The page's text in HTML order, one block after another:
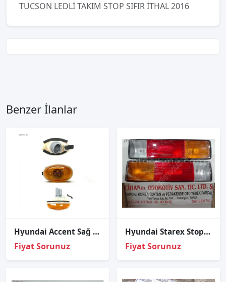
TUCSON LEDLİ TAKIM STOP SIFIR İTHAL 2016
Benzer İlanlar
Hyundai Accent Sağ Sol Uyumlu Çamurluk Sinyal
Fiyat Sorunuz
Hyundai Starex Stop Farı - Libero Kamyonet Çıkma Parçalar
Fiyat Sorunuz